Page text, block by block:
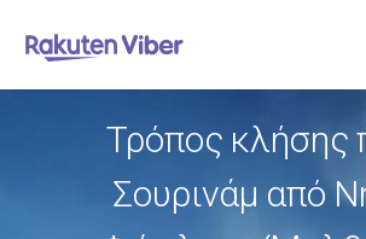
Τρόπος κλήσης
Σουρινάμ από